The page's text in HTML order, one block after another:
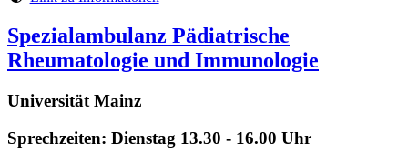
Spezialambulanz Pädiatrische
Rheumatologie und Immunologie
Universität Mainz
Sprechzeiten: Dienstag 13.30 - 16.00 Uhr